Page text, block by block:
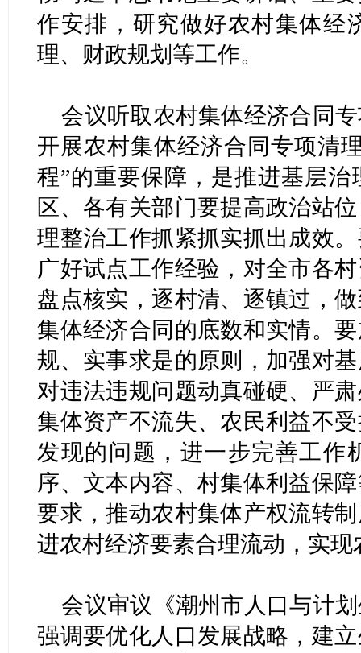
作安排，研究做好农村集体经
理、财政规划等工作。
会议听取农村集体经济合同
开展农村集体经济合同专项清
程”的重要保障，是推进基层
区、各有关部门要提高政治站
理整治工作抓紧抓实抓出成效
广好试点工作经验，对全市各
盘点核实，逐村清、逐镇过，
集体经济合同的底数和实情。
规、实事求是的原则，加强对
对违法违规问题动真碰硬、严
集体资产不流失、农民利益不
发现的问题，进一步完善工作
序、文本内容、村集体利益保
要求，推动农村集体产权流转
进农村经济要素合理流动，实
会议审议《潮州市人口与计
强调要优化人口发展战略，建